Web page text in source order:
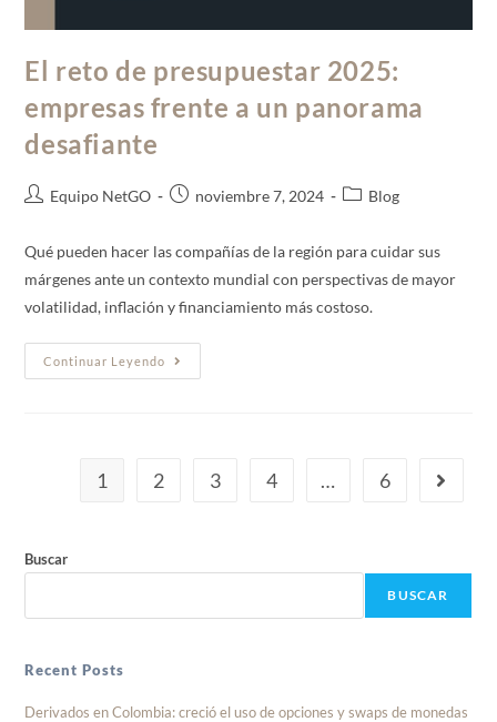
El reto de presupuestar 2025:
empresas frente a un panorama
desafiante
Equipo NetGO noviembre 7, 2024 Blog
Qué pueden hacer las compañías de la región para cuidar sus
márgenes ante un contexto mundial con perspectivas de mayor
volatilidad, inflación y financiamiento más costoso.
Continuar Leyendo
1 2 3 4 … 6
Buscar
BUSCAR
Recent Posts
Derivados en Colombia: creció el uso de opciones y swaps de monedas